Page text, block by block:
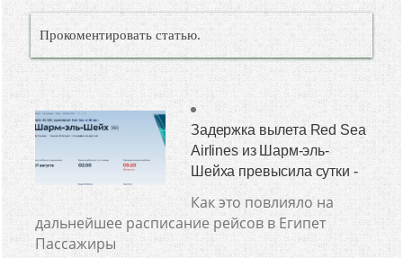
Прокоментировать статью.
Задержка вылета Red Sea
Airlines из Шарм-эль-
Шейха превысила сутки -
Как это повлияло на
дальнейшее расписание рейсов в Египет
Пассажиры